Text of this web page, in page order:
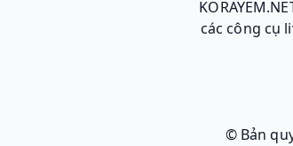
các công cụ
© Bản